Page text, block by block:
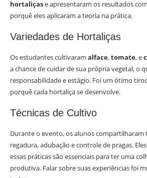
hortaliçase apresentaram os resultados
porquê eles aplicaram a teoria na prática.
Variedades de Hortaliças
Os estudantes cultivaram alface,tomate, e
a chance de cuidar de sua própria vegetal, o
responsabilidade e estágio. Foi um ótimo
porquê cada hortaliça se desenvolve.
Técnicas de Cultivo
Durante o evento, os alunos compartilharam
regadura, adubação e controle de pragas.
essas práticas são essenciais para ter uma
produtiva. Falar sobre suas experiências foi